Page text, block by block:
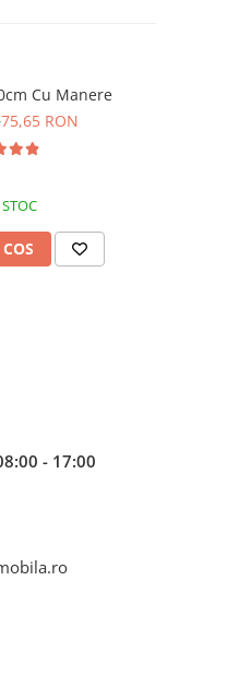
Cu Manere
75,65 RON
- 17:00